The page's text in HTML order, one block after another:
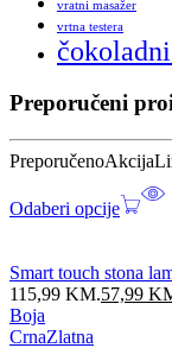
vratni masažer
vrtna testera
Preporučeni
PreporučenoAkcija
Odaberi opcije
Smart touch stona
115,99 KM.57,99
Boja
CrnaZlatna